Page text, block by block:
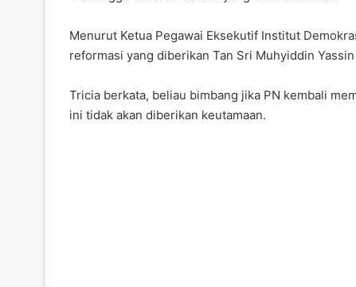
Menurut Ketua Pegawai Eksekutif Institut
reformasi yang diberikan Tan Sri Muhyiddin
Tricia berkata, beliau bimbang jika PN kembali
ini tidak akan diberikan keutamaan.